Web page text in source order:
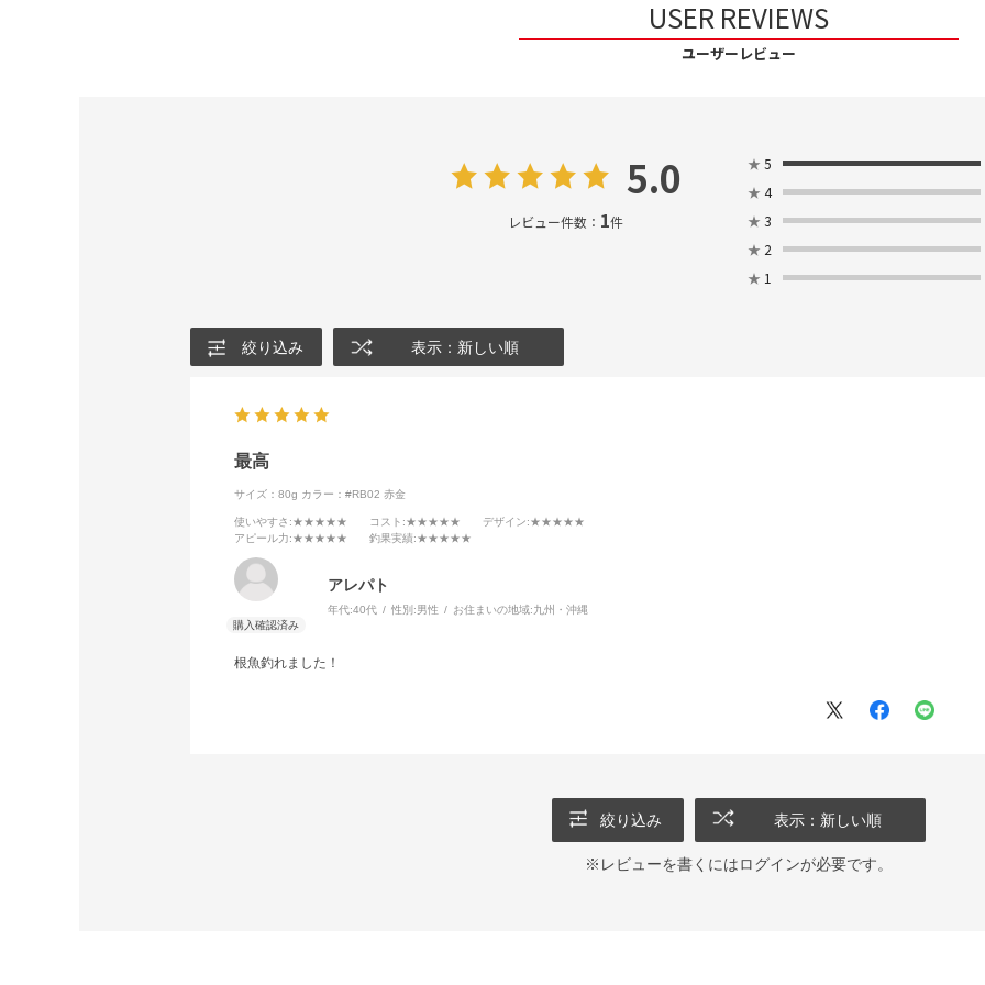
USER REVIEWS
ユーザーレビュー
5.0
レビュー件数： 1件
★ 5
★ 4
★ 3
★ 2
★ 1
絞り込み 表示：新しい順
最高
サイズ：80g カラー：#RB02 赤金
使いやすさ :★★★★★ コスト :★★★★★ デザイン:★★★★★
アピール力:★★★★★ 釣果実績:★★★★★
アレパト
年代:40代 性別:男性 お住まいの地域:九州・沖縄
根魚釣れました！
絞り込み 表示：新しい順
※レビューを書くにはログインが必要です。